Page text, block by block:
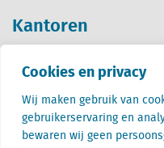
Cookies en privacy
Wij maken gebruik van
gebruikerservaring en
bewaren wij geen
Kantoren
Nederland (hoofdkantoor)
Creative Valley
Stationsplein 32
3511 ED Utrecht